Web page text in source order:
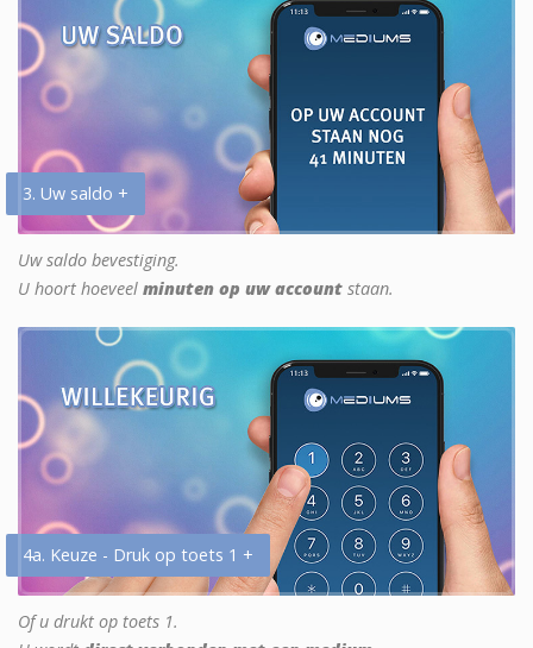
3. Uw saldo +
Uw saldo bevestiging.
U hoort hoeveel minuten op uw account staan.
4a. Keuze - Druk op toets 1 +
Of u drukt op toets 1.